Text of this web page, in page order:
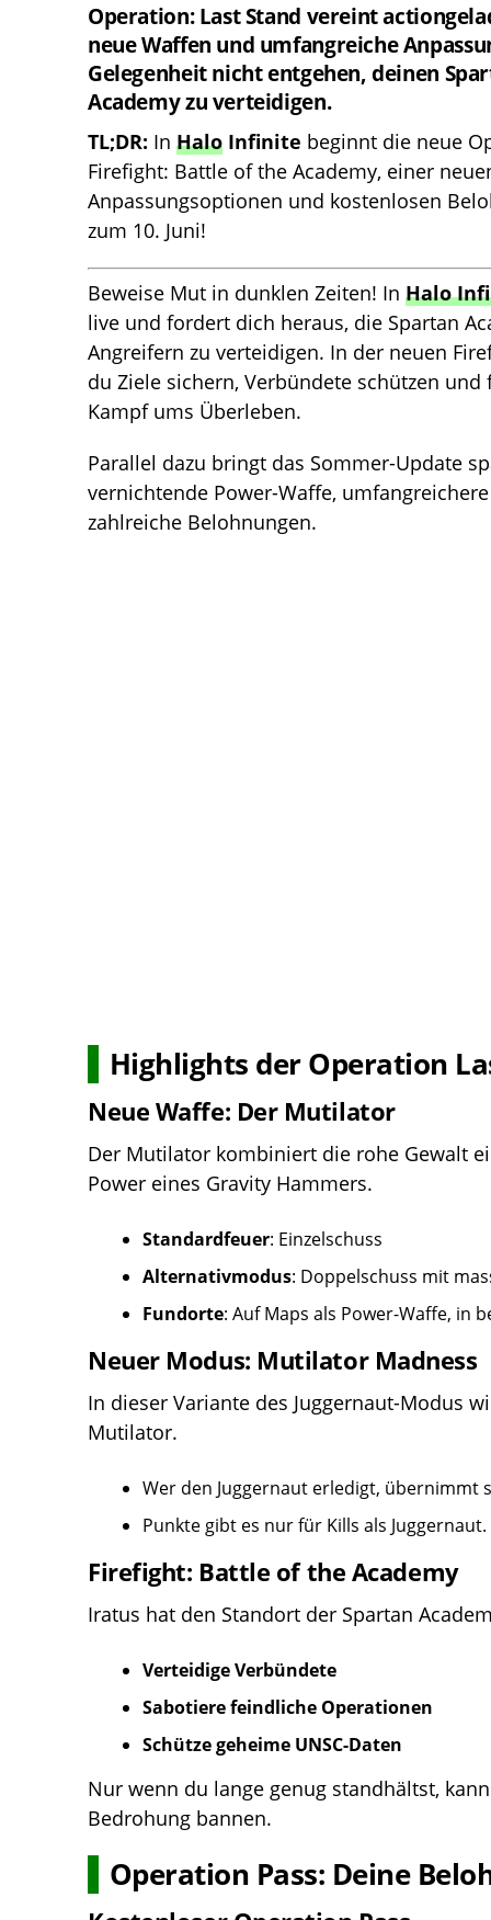
Operation: Last Stand vereint
neue Waffen und umfangreiche
Gelegenheit nicht entgehen, deinen
Academy zu verteidigen.
TL;DR: In Halo Infinite beginnt die neue
Firefight: Battle of the Academy, einer
Anpassungsoptionen und kostenlosen
zum 10. Juni!
Beweise Mut in dunklen Zeiten! In Halo
live und fordert dich heraus, die Spartan
Angreifern zu verteidigen. In der neuen
du Ziele sichern, Verbündete schützen
Kampf ums Überleben.
Parallel dazu bringt das Sommer-Update
vernichtende Power-Waffe,
zahlreiche Belohnungen.
Highlights der Operation
Neue Waffe: Der Mutilator
Der Mutilator kombiniert die rohe Gewalt
Power eines Gravity Hammers.
Standardfeuer: Einzelschuss
Alternativmodus: Doppelschuss mit
Fundorte: Auf Maps als Power-Waffe, in
Neuer Modus: Mutilator Madness
In dieser Variante des Juggernaut-Modus
Mutilator.
Wer den Juggernaut erledigt, übernimmt
Punkte gibt es nur für Kills als Juggernaut.
Firefight: Battle of the Academy
Iratus hat den Standort der Spartan
Verteidige Verbündete
Sabotiere feindliche Operationen
Schütze geheime UNSC-Daten
Nur wenn du lange genug standhältst,
Bedrohung bannen.
Operation Pass: Deine